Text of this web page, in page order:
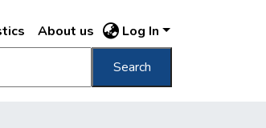
About us Log In
Search